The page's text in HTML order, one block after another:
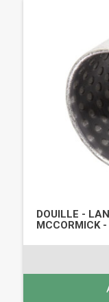
DOUILLE -
MCCORMICK